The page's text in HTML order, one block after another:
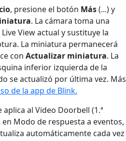
, presione el botón Más(...) y
. La cámara toma una
View actual y sustituye la
La miniatura permanecerá
con Actualizar miniatura. La
inferior izquierda de la
se actualizó por última vez. Más
de la app de Blink.
aplica al Video Doorbell (1.ª
Modo de respuesta a eventos,
automáticamente cada vez